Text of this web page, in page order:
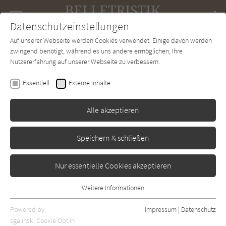
SUCHE Forum Charts Newsletter
Vladimir Nabokov
Lolita
Erschienen: April 1999 Bibliogr. Angaben
Datenschutzeinstellungen
Auf unserer Webseite werden Cookies verwendet. Einige davon werden
zwingend benötigt, während es uns andere ermöglichen, Ihre
Nutzererfahrung auf unserer Webseite zu verbessern.
Essentiell Externe Inhalte
Alle akzeptieren
Speichern & schließen
Nur essentielle Cookies akzeptieren
Essentielle Cookies werden für grundlegende Funktionen der
Webseite benötigt. Dadurch ist gewährleistet, dass die Webseite
Weitere Informationen
Powered by
sgalinski Cookie Opt In
Impressum | Datenschutz